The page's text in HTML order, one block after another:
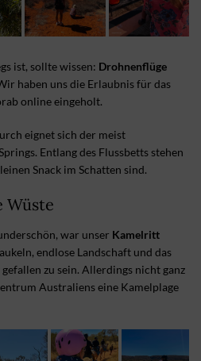
ist, sollte wissen: Drohnenflüge
haben uns die Erlaubnis für das
online eingeholt.
eignet sich der meist
Entlang des Flussbetts stehen
Snack im Schatten sind.
Wüste
war unser Kamelritt
endlose Landschaft und das
zu sein. Allerdings nicht ganz
Australiens eine Kamelplage